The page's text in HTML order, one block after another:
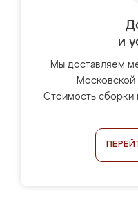
и
Мы доставляем
Московской
Стоимость сборки